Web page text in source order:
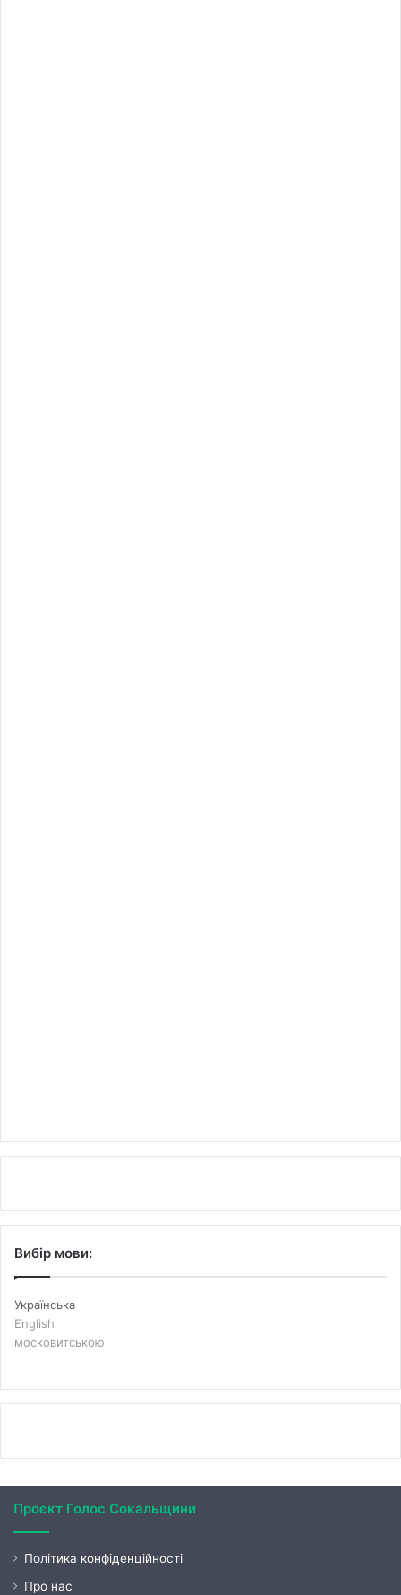
Вибір мови:
Українська
English
московитською
Проєкт Голос Сокальщини
Політика конфіденційності
Про нас